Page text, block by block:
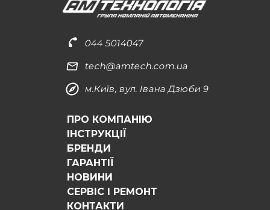
044 5014047
tech@amtech.com.ua
м.Київ, вул. Івана Дзюби 9
ПРО КОМПАНІЮ
ІНСТРУКЦІЇ
БРЕНДИ
ГАРАНТІЇ
НОВИНИ
СЕРВІС І РЕМОНТ
КОНТАКТИ